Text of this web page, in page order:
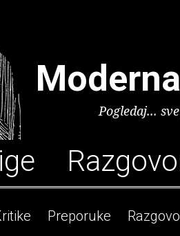
Pogledaj...
Preporuke